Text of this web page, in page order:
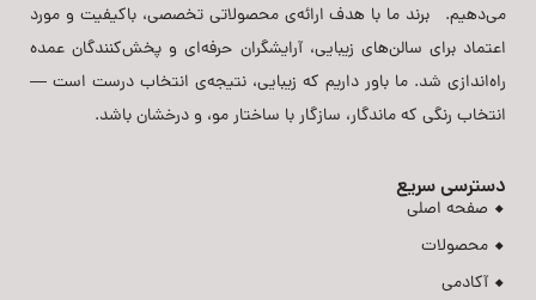
می‌دهیم. برند ما با هدف ارائه‌ی محصولاتی تخصصی، باکیفیت و مورد
اعتماد برای سالن‌های زیبایی، آرایشگران حرفه‌ای و پخش‌کنندگان عمده
راه‌اندازی شد. ما باور داریم که زیبایی، نتیجه‌ی انتخاب درست است —
انتخاب رنگی که ماندگار، سازگار با ساختار مو، و درخشان باشد.
دسترسی سریع
صفحه اصلی
محصولات
آکادمی